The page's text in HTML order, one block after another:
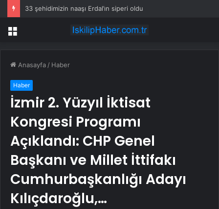
Menü
Anasayfa / Haber
Haber
İzmir 2. Yüzyıl İktisat
Kongresi Programı
Açıklandı: CHP Genel
Başkanı ve Millet İttifakı
Cumhurbaşkanlığı Adayı
Kılıçdaroğlu,…